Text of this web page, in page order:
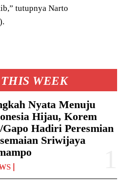
THIS WEEK
Nyata Menuju
Hijau, Korem
Gapo Hadiri Peresmian
Sriwijaya
tutupnya Narto